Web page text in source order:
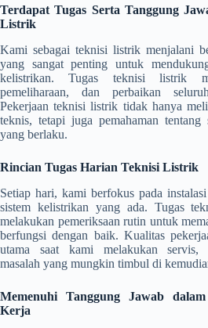
Terdapat Tugas Serta Tanggung
Listrik
Kami sebagai teknisi listrik menjalani
yang sangat penting untuk
kelistrikan. Tugas teknisi listrik
pemeliharaan, dan perbaikan
Pekerjaan teknisi listrik tidak hanya
teknis, tetapi juga pemahaman tentang
yang berlaku.
Rincian Tugas Harian Teknisi Listrik
Setiap hari, kami berfokus pada
sistem kelistrikan yang ada. Tugas
melakukan pemeriksaan rutin untuk
berfungsi dengan baik. Kualitas
utama saat kami melakukan servis,
masalah yang mungkin timbul di
Memenuhi Tanggung Jawab
Kerja